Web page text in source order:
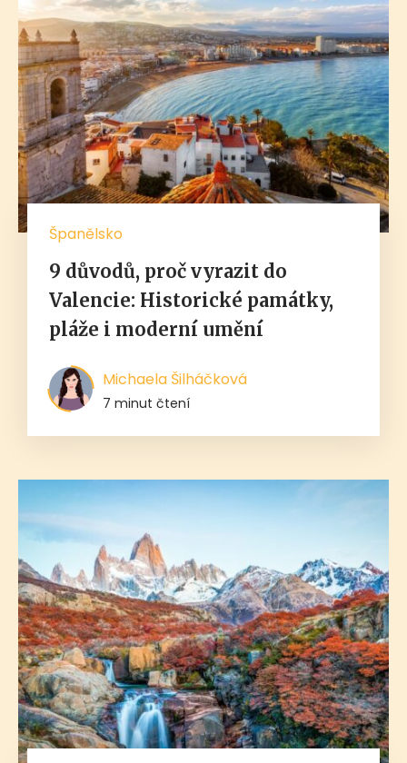
Španělsko
9 důvodů, proč vyrazit do
Valencie: Historické památky,
pláže i moderní umění
Michaela Šilháčková
7 minut čtení